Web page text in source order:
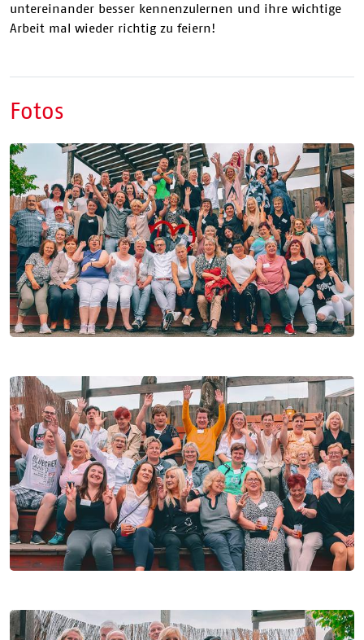
untereinander besser kennenzulernen und ihre wichtige
Arbeit mal wieder richtig zu feiern!
Fotos